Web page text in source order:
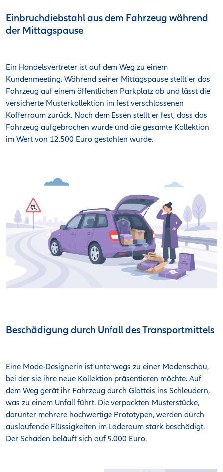
Einbruchdiebstahl aus dem Fahrzeug während
der Mittagspause
Ein Handelsvertreter ist auf dem Weg zu einem
Kundenmeeting. Während seiner Mittagspause stellt er das
Fahrzeug auf einem öffentlichen Parkplatz ab und lässt die
versicherte Musterkollektion im fest verschlossenen
Kofferraum zurück. Nach dem Essen stellt er fest, dass das
Fahrzeug aufgebrochen wurde und die gesamte Kollektion
im Wert von 12.500 Euro gestohlen wurde.
Beschädigung durch Unfall des Transportmittels
Eine Mode-Designerin ist unterwegs zu einer Modenschau,
bei der sie ihre neue Kollektion präsentieren möchte. Auf
dem Weg gerät ihr Fahrzeug durch Glatteis ins Schleudern,
was zu einem Unfall führt. Die verpackten Musterstücke,
darunter mehrere hochwertige Prototypen, werden durch
auslaufende Flüssigkeiten im Laderaum stark beschädigt.
Der Schaden beläuft sich auf 9.000 Euro.